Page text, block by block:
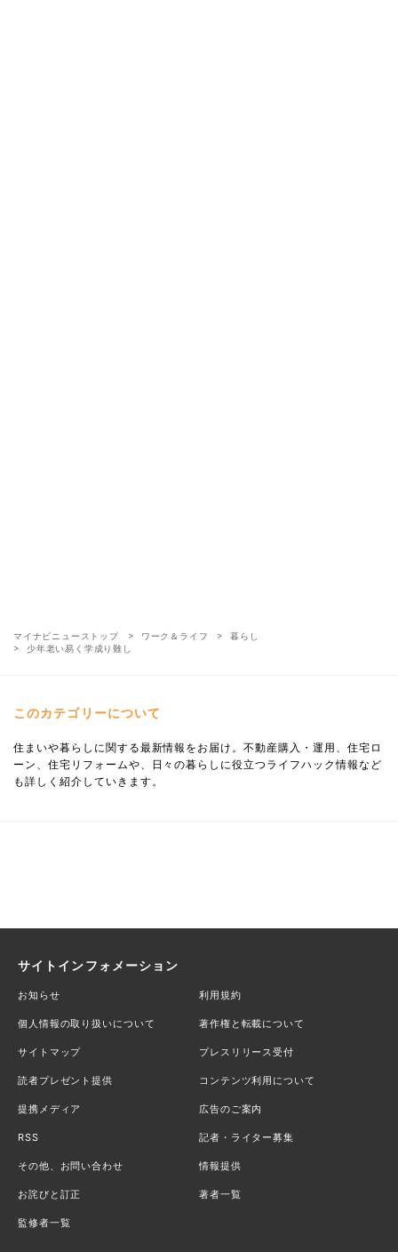
マイナビニューストップ ワーク＆ライフ
暮らし
少年老い易く学成り難し
このカテゴリーについて
住まいや暮らしに関する最新情報をお届け。不動産購入・運用、住宅ロ
ーン、住宅リフォームや、日々の暮らしに役立つライフハック情報など
も詳しく紹介していきます。
サイトインフォメーション
お知らせ 利用規約
個人情報の取り扱いについて 著作権と転載について
サイトマップ プレスリリース受付
読者プレゼント提供 コンテンツ利用について
提携メディア 広告のご案内
RSS 記者・ライター募集
その他、お問い合わせ 情報提供
お詫びと訂正 著者一覧
監修者一覧